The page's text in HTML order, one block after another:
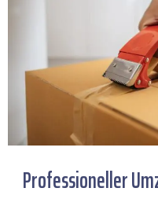
Professioneller